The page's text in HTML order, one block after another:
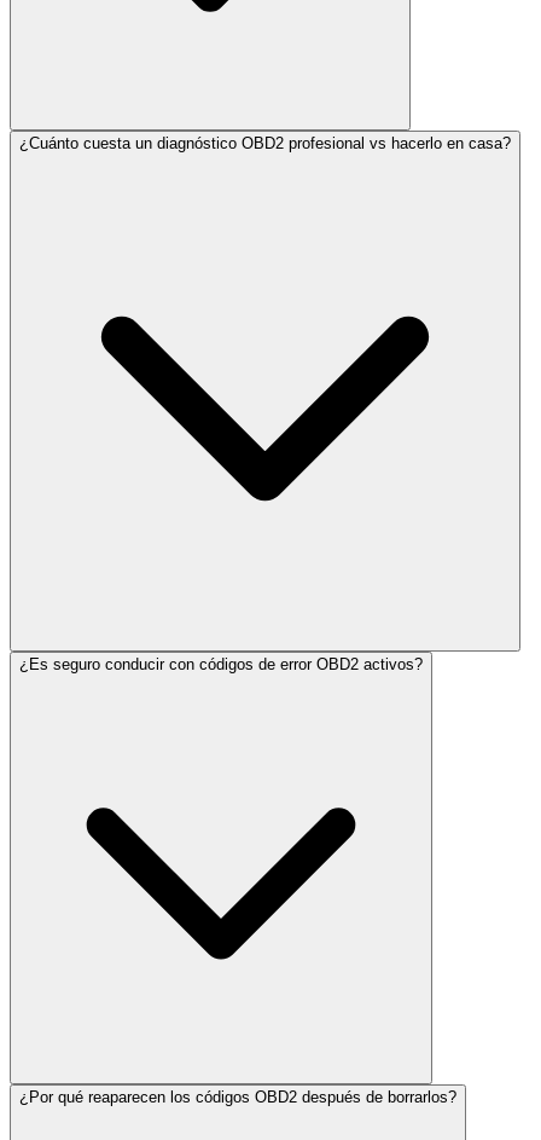
¿Cuánto cuesta un diagnóstico OBD2 profesional vs hacerlo en casa?
¿Es seguro conducir con códigos de error OBD2 activos?
¿Por qué reaparecen los códigos OBD2 después de borrarlos?